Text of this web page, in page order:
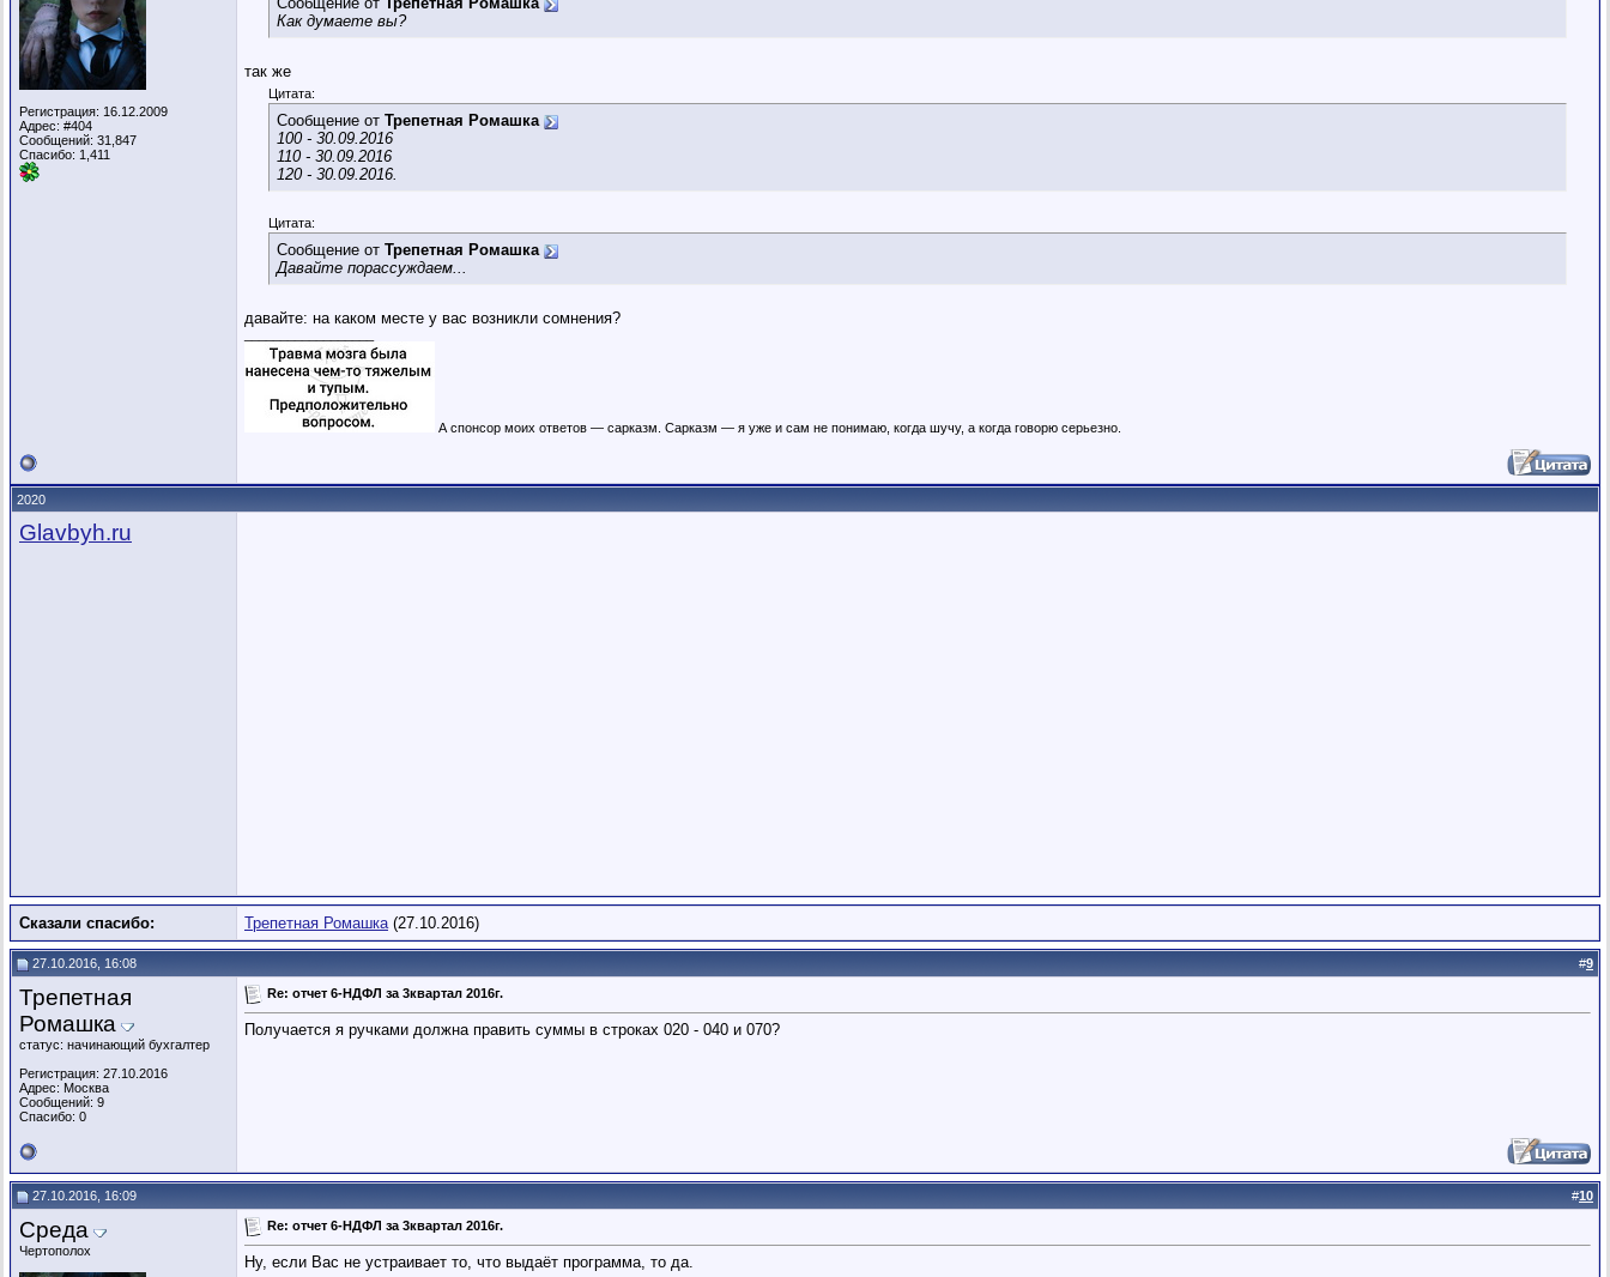
Регистрация: 16.12.2009
Адрес: #404
Сообщений: 31,847
Спасибо: 1,411
Как думаете вы?
так же
Цитата:
Сообщение от Трепетная Ромашка
100 - 30.09.2016
110 - 30.09.2016
120 - 30.09.2016.
Цитата:
Сообщение от Трепетная Ромашка
Давайте порассуждаем...
давайте: на каком месте у вас возникли сомнения?
А спонсор моих ответов — сарказм. Сарказм — я уже и сам не понимаю, когда шучу, а когда говорю серьезно.
2020
Glavbyh.ru
Сказали спасибо: Трепетная Ромашка(27.10.2016)
27.10.2016, 16:08 #9
Трепетная
Ромашка
статус: начинающий бухгалтер
Регистрация: 27.10.2016
Адрес: Москва
Сообщений: 9
Спасибо: 0
Re: отчет 6-НДФЛ за 3квартал 2016г.
Получается я ручками должна править суммы в строках 020 - 040 и 070?
27.10.2016, 16:09 #10
Среда
Чертополох
Re: отчет 6-НДФЛ за 3квартал 2016г.
Ну, если Вас не устраивает то, что выдаёт программа, то да.